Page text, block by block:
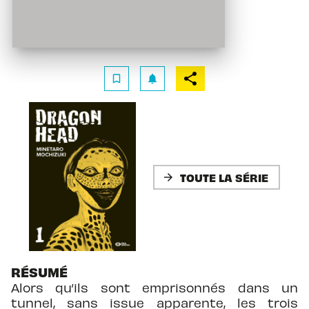
bookmark_border notifications
arrow_forward TOUTE LA SÉRIE
RÉSUMÉ
Alors qu’ils sont emprisonnés dans un
tunnel, sans issue apparente, les trois